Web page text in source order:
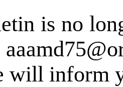
is no
will inform